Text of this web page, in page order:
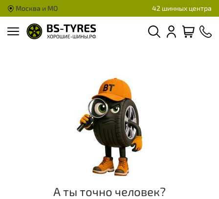
Москва и МО 42 шинных центра
А ты точно человек?